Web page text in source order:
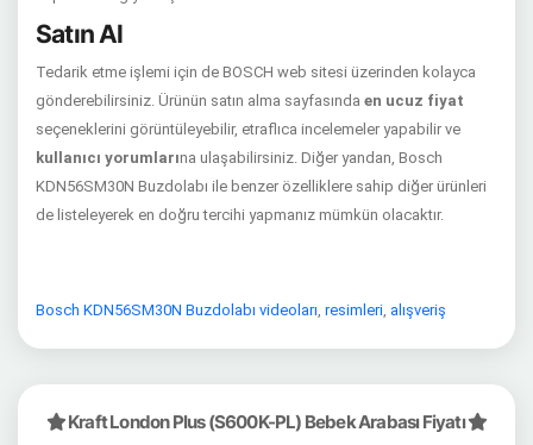
Satın Al
Tedarik etme işlemi için de BOSCH web sitesi üzerinden kolayca
gönderebilirsiniz. Ürünün satın alma sayfasında en ucuz fiyat
seçeneklerini görüntüleyebilir, etraflıca incelemeler yapabilir ve
kullanıcı yorumlarına ulaşabilirsiniz. Diğer yandan, Bosch
KDN56SM30N Buzdolabı ile benzer özelliklere sahip diğer ürünleri
de listeleyerek en doğru tercihi yapmanız mümkün olacaktır.
Bosch KDN56SM30N Buzdolabı videoları, resimleri, alışveriş
Kraft London Plus (S600K-PL) Bebek Arabası Fiyatı